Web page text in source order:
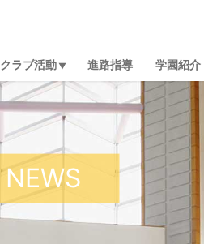
クラブ活動 進路指導 学園紹介
NEWS